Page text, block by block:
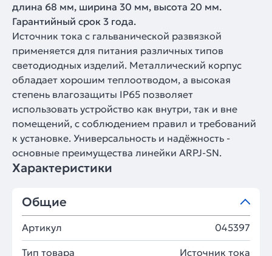
длина 68 мм, ширина 30 мм, высота 20 мм.
Гарантийный срок 3 года.
Источник тока с гальванической развязкой
применяется для питания различных типов
светодиодных изделий. Металлический корпус
обладает хорошим теплоотводом, а высокая
степень влагозащиты IP65 позволяет
использовать устройство как внутри, так и вне
помещений, с соблюдением правил и требований
к установке. Универсальность и надёжность -
основные преимущества линейки ARPJ-SN.
Характеристики
Общие
Артикул 045397
Тип товара Источник тока